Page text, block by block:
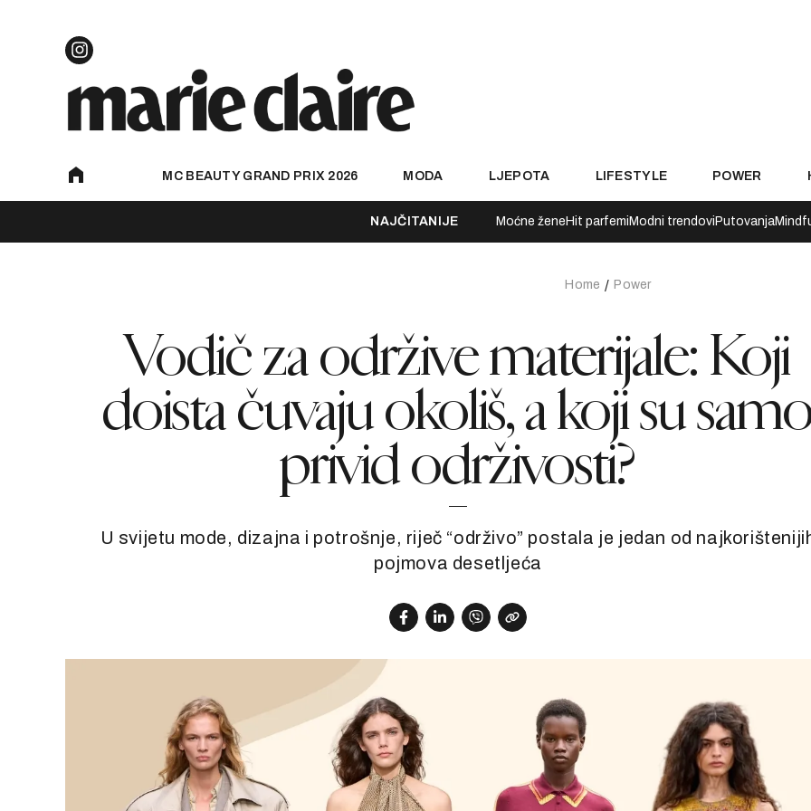
MC BEAUTY GRAND PRIX 2026 MODA LJEPOTA LIFESTYLE POWER
NAJČITANIJE Moćne žene Hit parfemi Modni trendovi Putovanja
Home Power
Vodič za održive materijale: Koji
doista čuvaju okoliš, a koji su
privid održivosti?
U svijetu mode, dizajna i potrošnje, riječ “održivo” postala je jedan od
pojmova desetljeća